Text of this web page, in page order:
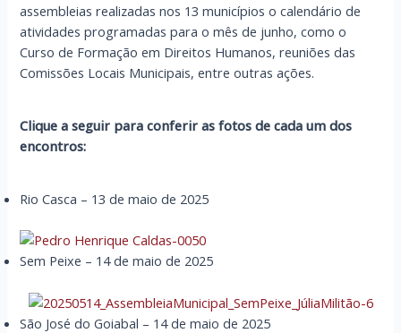
assembleias realizadas nos 13 municípios o calendário de
atividades programadas para o mês de junho, como o
Curso de Formação em Direitos Humanos, reuniões das
Comissões Locais Municipais, entre outras ações.
Clique a seguir para conferir as fotos de cada um dos
encontros:
Rio Casca – 13 de maio de 2025
Sem Peixe – 14 de maio de 2025
São José do Goiabal – 14 de maio de 2025